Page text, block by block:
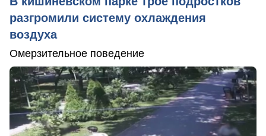
разгромили систему охлаждения
воздуха
Омерзительное поведение